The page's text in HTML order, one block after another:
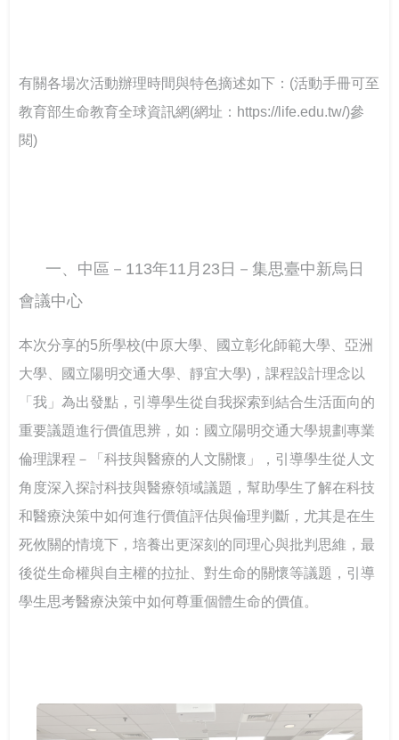
有關各場次活動辦理時間與特色摘述如下：(活動手冊可至
教育部生命教育全球資訊網(網址：https://life.edu.tw/)參
閱)
一、中區－113年11月23日－集思臺中新烏日
會議中心
本次分享的5所學校(中原大學、國立彰化師範大學、亞洲
大學、國立陽明交通大學、靜宜大學)，課程設計理念以
「我」為出發點，引導學生從自我探索到結合生活面向的
重要議題進行價值思辨，如：國立陽明交通大學規劃專業
倫理課程－「科技與醫療的人文關懷」，引導學生從人文
角度深入探討科技與醫療領域議題，幫助學生了解在科技
和醫療決策中如何進行價值評估與倫理判斷，尤其是在生
死攸關的情境下，培養出更深刻的同理心與批判思維，最
後從生命權與自主權的拉扯、對生命的關懷等議題，引導
學生思考醫療決策中如何尊重個體生命的價值。